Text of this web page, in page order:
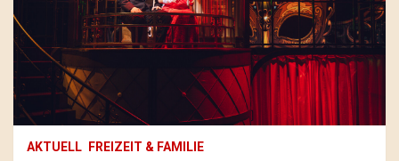
AKTUELL FREIZEIT & FAMILIE